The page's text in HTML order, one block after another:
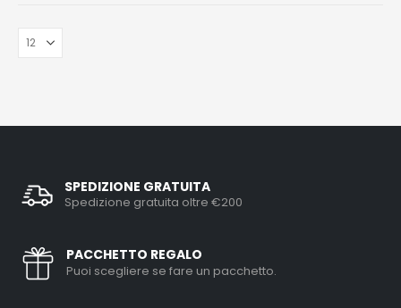
SPEDIZIONE GRATUITA
Spedizione gratuita oltre €200
PACCHETTO REGALO
Puoi scegliere se fare un pacchetto.